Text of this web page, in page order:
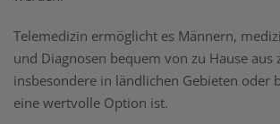
Telemedizin ermöglicht es Männern,
und Diagnosen bequem von zu Hause aus
insbesondere in ländlichen Gebieten oder
eine wertvolle Option ist.